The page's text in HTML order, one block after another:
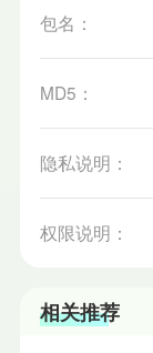
包名：
MD5：
隐私说明：
权限说明：
相关推荐